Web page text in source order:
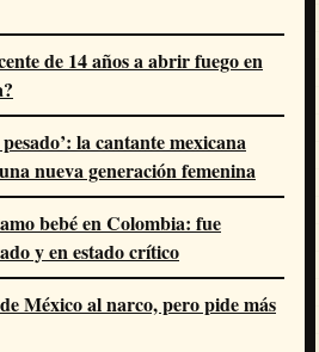
de 14 años a abrir fuego en
la cantante mexicana
nueva generación femenina
bebé en Colombia: fue
y en estado crítico
México al narco, pero pide más